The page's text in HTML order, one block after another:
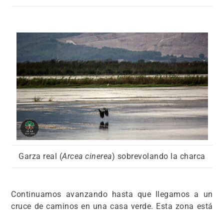
Garza real (Arcea cinerea) sobrevolando la charca
Continuamos avanzando hasta que llegamos a un
cruce de caminos en una casa verde. Esta zona está